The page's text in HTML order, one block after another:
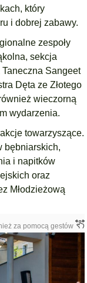
który
i dobrej zabawy.
zespoły
sekcja
Taneczna Sangeet
Dęta ze Złotego
wieczorną
wydarzenia.
towarzyszące.
bębniarskich,
i napitków
oraz
Młodzieżową
za pomocą gestów